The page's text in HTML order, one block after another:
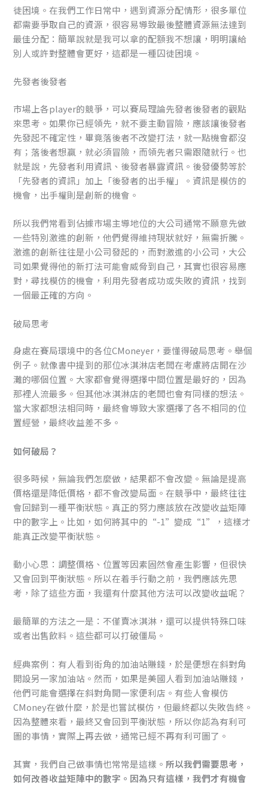
徒困境。在我們工作日常中，遇到資源分配情形，很多單位
都需要爭取自己的資源，很容易導致最後整體資源無法達到
最佳分配：簡單說就是我可以拿的配額我不想讓，明明讓給
別人或許對整體會更好，這都是一種囚徒困境。
先發者後發者
市場上各player的競爭，可以賽局理論先發者後發者的觀點
來思考。如果你已經領先，就不要主動冒險，應該讓後發者
先發起不確定性，畢竟落後者不改變打法，就一點機會都沒
有；落後者想贏，就必須冒險，而領先者只需跟隨就行。也
就是說，先發者利用資訊、後發者暴露資訊。後發優勢等於
「先發者的資訊」加上「後發者的出手權」。資訊是模仿的
機會，出手權則是創新的機會。
所以我們常看到佔據市場主導地位的大公司通常不願意先做
一些特別激進的創新，他們覺得維持現狀就好，無需折騰。
激進的創新往往是小公司發起的，而對激進的小公司，大公
司如果覺得他的新打法可能會威脅到自己，其實也很容易應
對，尋找模仿的機會，利用先發者成功或失敗的資訊，找到
一個最正確的方向。
破局思考
身處在賽局環境中的各位CMoneyer，要懂得破局思考。舉個
例子。就像書中提到的那位冰淇淋店老闆在考慮將店開在沙
灘的哪個位置。大家都會覺得選擇中間位置是最好的，因為
那裡人流最多。但其他冰淇淋店的老闆也會有同樣的想法。
當大家都想法相同時，最終會導致大家選擇了各不相同的位
置經營，最終收益差不多。
如何破局？
很多時候，無論我們怎麼做，結果都不會改變。無論是提高
價格還是降低價格，都不會改變局面。在競爭中，最終往往
會回歸到一種平衡狀態。真正的努力應該放在改變收益矩陣
中的數字上。比如，如何將其中的“-1”變成“1”，這樣才
能真正改變平衡狀態。
動小心思：調整價格、位置等因素固然會產生影響，但很快
又會回到平衡狀態。所以在着手行動之前，我們應該先思
考，除了這些方面，我還有什麼其他方法可以改變收益呢？
最簡單的方法之一是：不僅賣冰淇淋，還可以提供特殊口味
或者出售飲料。這些都可以打破僵局。
經典案例：有人看到街角的加油站賺錢，於是便想在斜對角
開設另一家加油站。然而，如果是美國人看到加油站賺錢，
他們可能會選擇在斜對角開一家便利店。有些人會模仿
CMoney在做什麼，於是也嘗試模仿，但最終都以失敗告終。
因為整體來看，最終又會回到平衡狀態，所以你認為有利可
圖的事情，實際上再去做，通常已經不再有利可圖了。
其實，我們自己做事情也常常是這樣。 所以我們需要思考，
如何改善收益矩陣中的數字。因為只有這樣，我們才有機會